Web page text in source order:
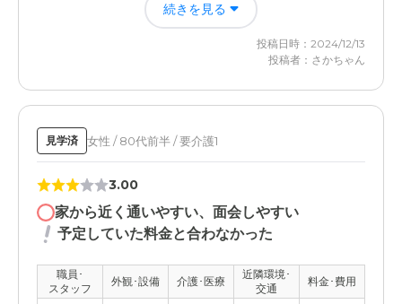
続きを見る
投稿日時：2024/12/13
投稿者：さかちゃん
見学済 女性 / 80代前半 / 要介護1
3.00
家から近く通いやすい、面会しやすい
予定していた料金と合わなかった
職員･
スタッフ
外観･設備 介護･医療
近隣環境･
交通
料金･費用